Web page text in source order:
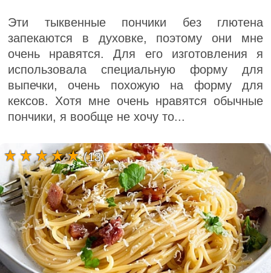
Эти тыквенные пончики без глютена
запекаются в духовке, поэтому они мне
очень нравятся. Для его изготовления я
использовала специальную форму для
выпечки, очень похожую на форму для
кексов. Хотя мне очень нравятся обычные
пончики, я вообще не хочу то...
(13)